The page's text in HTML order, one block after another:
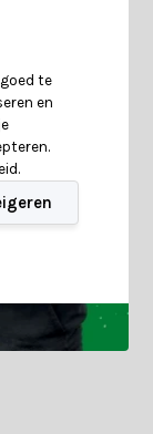
te
en